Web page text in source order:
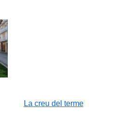
La creu del terme